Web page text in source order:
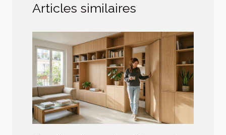
Articles similaires